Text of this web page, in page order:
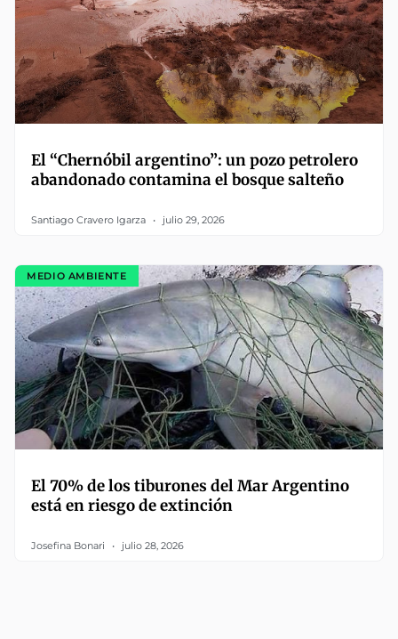
El “Chernóbil argentino”: un pozo petrolero
abandonado contamina el bosque salteño
Santiago Cravero Igarza julio 29, 2026
MEDIO AMBIENTE
El 70% de los tiburones del Mar Argentino
está en riesgo de extinción
Josefina Bonari julio 28, 2026